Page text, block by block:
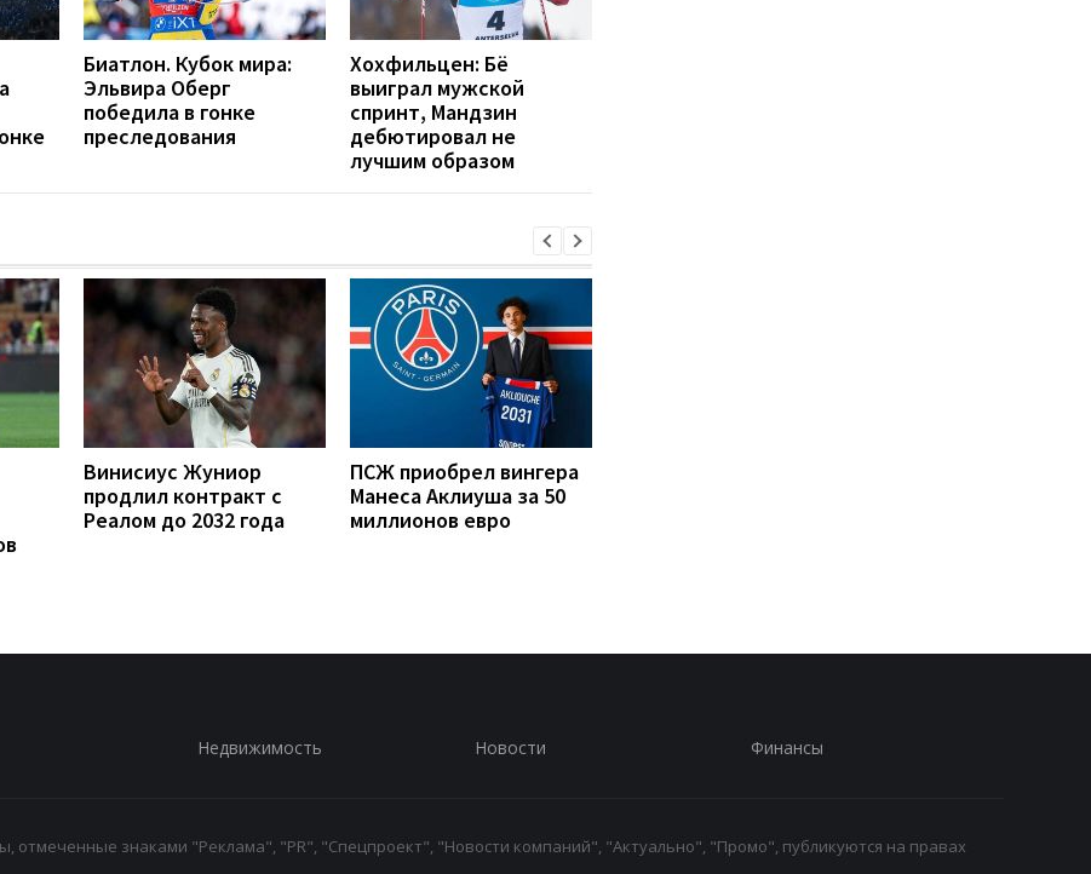
Биатлон. Кубок мира:
Эльвира Оберг
победила в гонке
преследования
Хохфильцен: Бё
выиграл мужской
спринт, Мандзин
дебютировал не
лучшим образом
Винисиус Жуниор
продлил контракт с
Реалом до 2032 года
ПСЖ приобрел вингера
Манеса Аклиуша за 50
миллионов евро
Недвижимость Новости Финансы
отмеченные знаками "Реклама", "PR", "Спецпроект", "Новости компаний", "Актуально", "Промо", публикуются на правах